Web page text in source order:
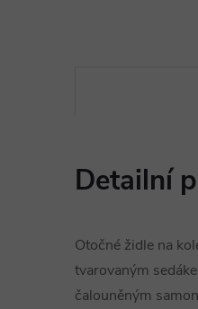
Detailní
Otočné židle na
tvarovaným
čalouněným